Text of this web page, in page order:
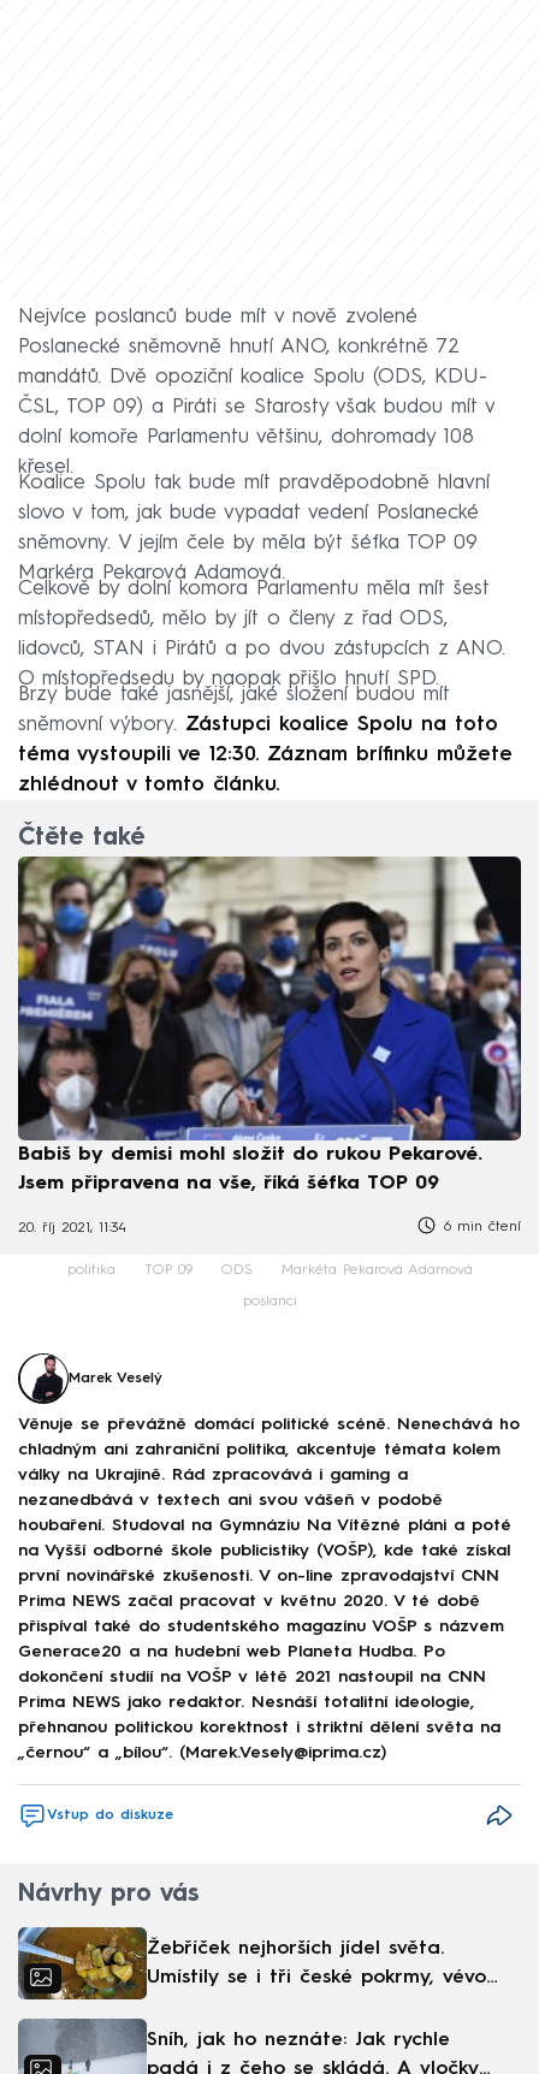
Nejvíce poslanců bude mít v nově zvolené
Poslanecké sněmovně hnutí ANO, konkrétně 72
mandátů. Dvě opoziční koalice Spolu (ODS, KDU-
ČSL, TOP 09) a Piráti se Starosty však budou mít v
dolní komoře Parlamentu většinu, dohromady 108
křesel.
Koalice Spolu tak bude mít pravděpodobně hlavní
slovo v tom, jak bude vypadat vedení Poslanecké
sněmovny. V jejím čele by měla být šéfka TOP 09
Markéra Pekarová Adamová.
Celkově by dolní komora Parlamentu měla mít šest
místopředsedů, mělo by jít o členy z řad ODS,
lidovců, STAN i Pirátů a po dvou zástupcích z ANO.
O místopředsedu by naopak přišlo hnutí SPD.
Brzy bude také jasnější, jaké složení budou mít
sněmovní výbory. Zástupci koalice Spolu na toto
téma vystoupili ve 12:30. Záznam brífinku můžete
zhlédnout v tomto článku.
Čtěte také
Babiš by demisi mohl složit do rukou Pekarové.
Jsem připravena na vše, říká šéfka TOP 09
20. říj 2021, 11:34 6 min čtení
politika TOP 09 ODS Markéta Pekarová Adamová
poslanci
Marek Veselý
Věnuje se převážně domácí politické scéně. Nenechává ho
chladným ani zahraniční politika, akcentuje témata kolem
války na Ukrajině. Rád zpracovává i gaming a
nezanedbává v textech ani svou vášeň v podobě
houbaření. Studoval na Gymnáziu Na Vítězné pláni a poté
na Vyšší odborné škole publicistiky (VOŠP), kde také získal
první novinářské zkušenosti. V on-line zpravodajství CNN
Prima NEWS začal pracovat v květnu 2020. V té době
přispíval také do studentského magazínu VOŠP s názvem
Generace20 a na hudební web Planeta Hudba. Po
dokončení studií na VOŠP v létě 2021 nastoupil na CNN
Prima NEWS jako redaktor. Nesnáší totalitní ideologie,
přehnanou politickou korektnost i striktní dělení světa na
„černou“ a „bílou“. (Marek.Vesely@iprima.cz)
Vstup do diskuze
Návrhy pro vás
Žebříček nejhorších jídel světa.
Umístily se i tři české pokrmy, vévodí
Sníh, jak ho neznáte: Jak rychle
padá i z čeho se skládá. A vločky